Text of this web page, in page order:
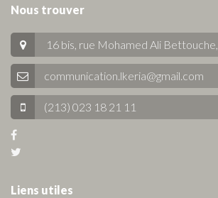
Nous trouver
16 bis, rue Mohamed Ali
communication.lkeria@gmail.com
(213) 023 18 21 11
Liens utiles